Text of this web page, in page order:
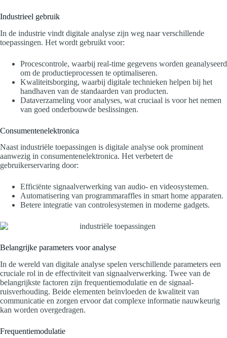
Industrieel gebruik
In de industrie vindt digitale analyse zijn weg naar verschillende
toepassingen. Het wordt gebruikt voor:
Procescontrole, waarbij real-time gegevens worden geanalyseerd
om de productieprocessen te optimaliseren.
Kwaliteitsborging, waarbij digitale technieken helpen bij het
handhaven van de standaarden van producten.
Dataverzameling voor analyses, wat cruciaal is voor het nemen
van goed onderbouwde beslissingen.
Consumentenelektronica
Naast industriële toepassingen is digitale analyse ook prominent
aanwezig in consumentenelektronica. Het verbetert de
gebruikerservaring door:
Efficiënte signaalverwerking van audio- en videosystemen.
Automatisering van programmaraffles in smart home apparaten.
Betere integratie van controlesystemen in moderne gadgets.
Belangrijke parameters voor analyse
In de wereld van digitale analyse spelen verschillende parameters een
cruciale rol in de effectiviteit van signaalverwerking. Twee van de
belangrijkste factoren zijn frequentiemodulatie en de signaal-
ruisverhouding. Beide elementen beïnvloeden de kwaliteit van
communicatie en zorgen ervoor dat complexe informatie nauwkeurig
kan worden overgedragen.
Frequentiemodulatie